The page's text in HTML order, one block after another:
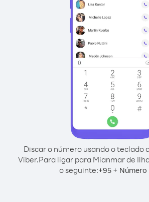
Discar o número usando o teclado
Viber.Para ligar para Mianmar de
o seguinte:+95 +